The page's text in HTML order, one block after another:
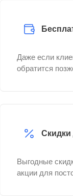
Даже если
обратится
Скидки
Выгодные
акции для